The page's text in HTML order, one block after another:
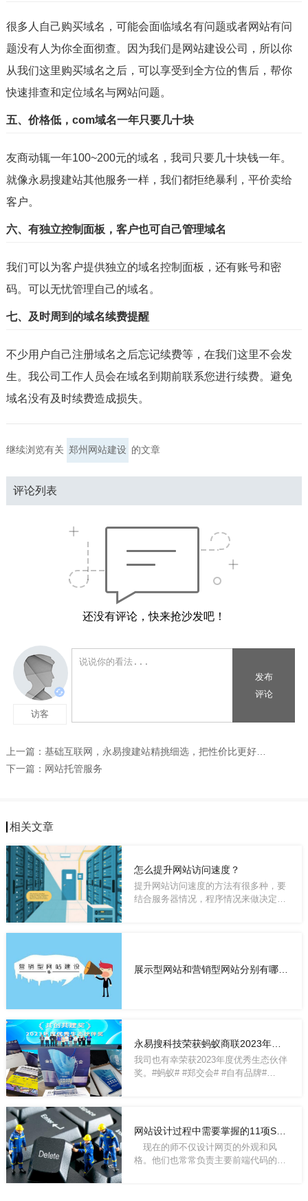
很多人自己购买域名，可能会面临域名有问题或者网站有问
题没有人为你全面彻查。因为我们是网站建设公司，所以你
从我们这里购买域名之后，可以享受到全方位的售后，帮你
快速排查和定位域名与网站问题。
五、价格低，com域名一年只要几十块
友商动辄一年100~200元的域名，我司只要几十块钱一年。
就像永易搜建站其他服务一样，我们都拒绝暴利，平价卖给
客户。
六、有独立控制面板，客户也可自己管理域名
我们可以为客户提供独立的域名控制面板，还有账号和密
码。可以无忧管理自己的域名。
七、及时周到的域名续费提醒
不少用户自己注册域名之后忘记续费等，在我们这里不会发
生。我公司工作人员会在域名到期前联系您进行续费。避免
域名没有及时续费造成损失。
继续浏览有关 郑州网站建设 的文章
评论列表
还没有评论，快来抢沙发吧！
上一篇：
基础互联网，永易搜建站精挑细选，把性价比更好的给您
下一篇： 网站托管服务
相关文章
怎么提升网站访问速度？
提升网站访问速度的方法有很多种，要
结合服务器情况，程序情况来做决定。
展示型网站和营销型网站分别有哪些特点
我司也有幸荣获2023年度优秀生态伙伴
奖。#蚂蚁# #郑交会# #自有品牌#
现在的师不仅设计网页的外观和风
格。他们也常常负责主要前端代码的编